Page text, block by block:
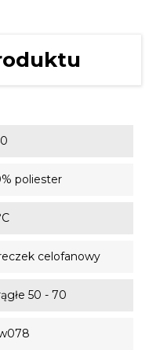
poliester
celofanowy
50 - 70